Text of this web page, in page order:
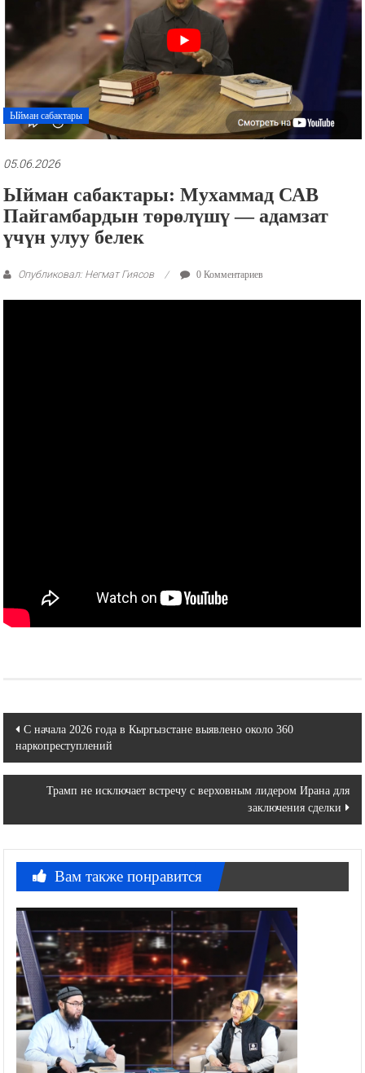
ролики
презентации.
Ыйман сабактары
05.06.2026
Ыйман сабактары: Мухаммад САВ
Пайгамбардын төрөлүшү — адамзат
үчүн улуу белек
Опубликовал: Негмат Гиясов 0 Комментариев
Навигация
по
записям
С начала 2026 года в Кыргызстане выявлено около 360
наркопреступлений
Трамп не исключает встречу с верховным лидером Ирана для
заключения сделки
Вам также понравится